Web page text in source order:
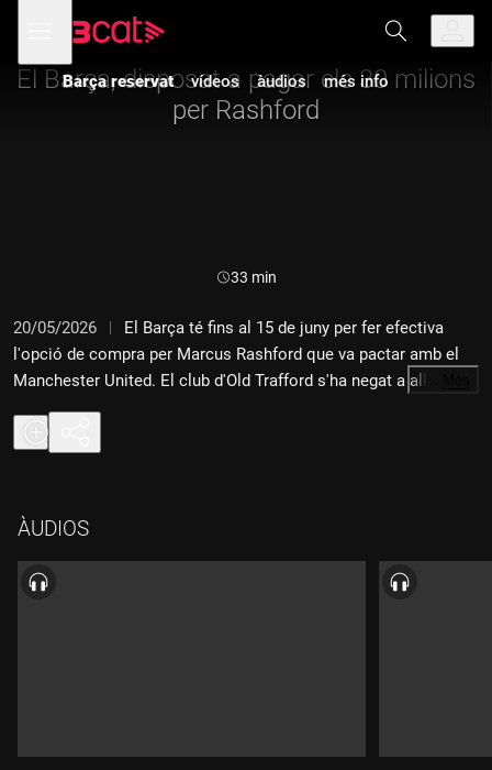
navegació
principal
menú
de
Barça reservat vídeos àudios més info
El Barça, disposat a pagar els 30 milions
per Rashford
Durada:
33 min
20/05/2026
El Barça té fins al 15 de juny per fer efectiva
l'opció de compra per Marcus Rashford que va pactar amb el
Manchester United. El club d'Old Trafford s'ha negat a allargar
la cessió una temporada més i, després que Hansi Flick hagi
demanat la continuïtat del davanter anglès, els blaugranes es
plantegen pagar els 30 milions i buscar fórmules perquè
ÀUDIOS